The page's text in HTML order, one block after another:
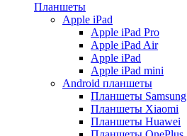
Планшеты
Apple iPad
Apple iPad Pro
Apple iPad Air
Apple iPad
Apple iPad mini
Android планшеты
Планшеты Samsung
Планшеты Xiaomi
Планшеты Huawei